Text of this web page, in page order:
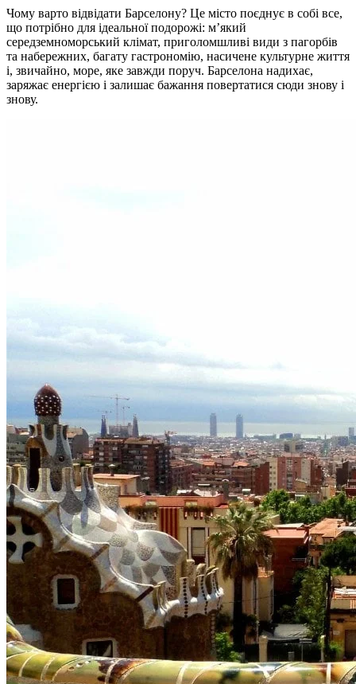
Чому варто відвідати Барселону? Це місто поєднує в собі все,
що потрібно для ідеальної подорожі: м’який
середземноморський клімат, приголомшливі види з пагорбів
та набережних, багату гастрономію, насичене культурне життя
і, звичайно, море, яке завжди поруч. Барселона надихає,
заряжає енергією і залишає бажання повертатися сюди знову і
знову.